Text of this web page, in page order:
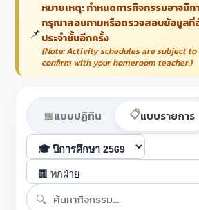
📌
หมายเหตุ: กำหนดการกิจกรรมอาจมี
กรุณาสอบถามหรือตรวจสอบข้อมูลที่
ประจำชั้นอีกครั้ง
(Note: Activity schedules are subject to
confirm with your homeroom teacher.)
📅แบบปฏิทิน 📋แบบรายการ
🔍